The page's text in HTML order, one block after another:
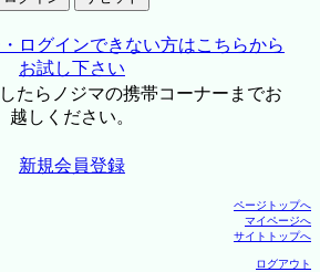
ログインできない方はこちらから
お試し下さい
たらノジマの携帯コーナーまでお
越しください。
新規会員登録
ページトップへ
マイページへ
サイトトップへ
ログアウト